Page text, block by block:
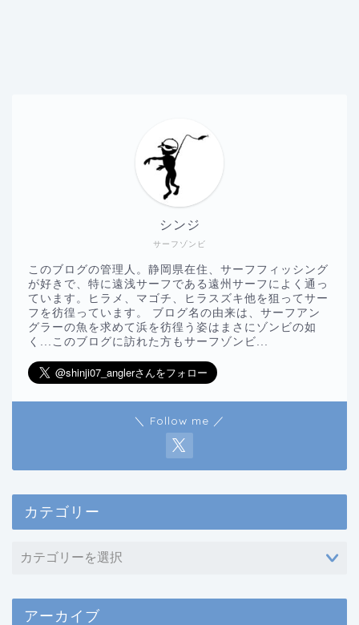
サーフゾンビ
シンジ
このブログの管理人。静岡県在住、サーフフィッシング
が好きで、特に遠浅サーフである遠州サーフによく通っ
ています。ヒラメ、マゴチ、ヒラスズキ他を狙ってサー
フを彷徨っています。 ブログ名の由来は、サーフアン
グラーの魚を求めて浜を彷徨う姿はまさにゾンビの如
く...このブログに訪れた方もサーフゾンビ...
＼ Follow me ／
カテゴリー
アーカイブ